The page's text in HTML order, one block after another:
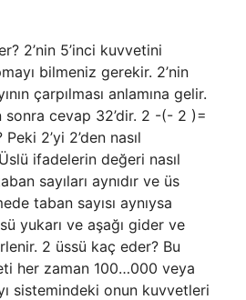
2’nin 5’inci kuvvetini
bilmeniz gerekir. 2’nin
çarpılması anlamına gelir.
sonra cevap 32’dir. 2 -(- 2 )=
2’yi 2’den nasıl
ifadelerin değeri nasıl
sayıları aynıdır ve üs
taban sayısı aynıysa
yukarı ve aşağı gider ve
2 üssü kaç eder? Bu
her zaman 100…000 veya
sistemindeki onun kuvvetleri